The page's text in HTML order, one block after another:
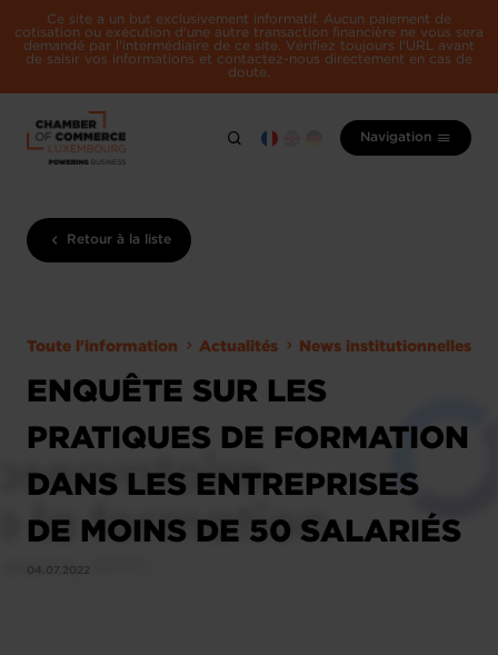
Ce site a un but exclusivement informatif. Aucun paiement de
cotisation ou exécution d'une autre transaction financière ne vous sera
demandé par l'intermédiaire de ce site. Vérifiez toujours l'URL avant
de saisir vos informations et contactez-nous directement en cas de
doute.
Navigation
Retour à la liste
Toute l'information Actualités News institutionnelles
ENQUÊTE SUR LES
PRATIQUES DE FORMATION
DANS LES ENTREPRISES
DE MOINS DE 50 SALARIÉS
04.07.2022